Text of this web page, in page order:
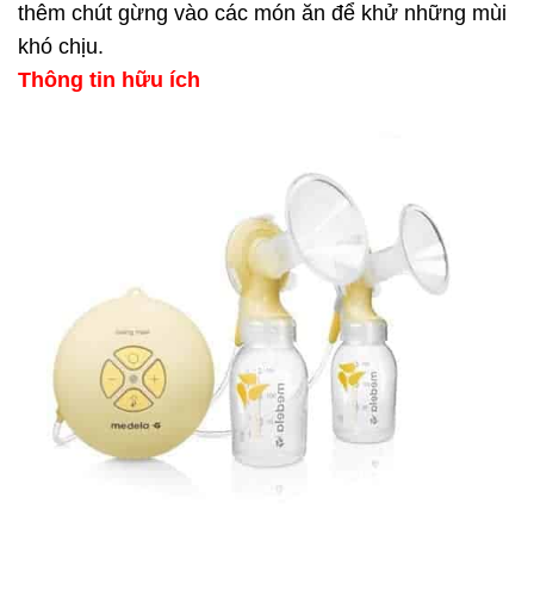
thêm chút gừng vào các món ăn để khử những mùi
khó chịu.
Thông tin hữu ích